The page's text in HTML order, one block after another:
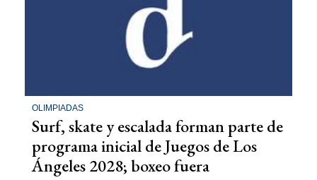
OLIMPIADAS
Surf, skate y escalada forman parte de
programa inicial de Juegos de Los
Ángeles 2028; boxeo fuera